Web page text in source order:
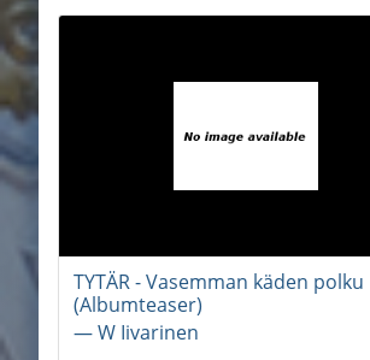
TYTÄR - Vasemman käden polku
(Albumteaser)
― W Iivarinen